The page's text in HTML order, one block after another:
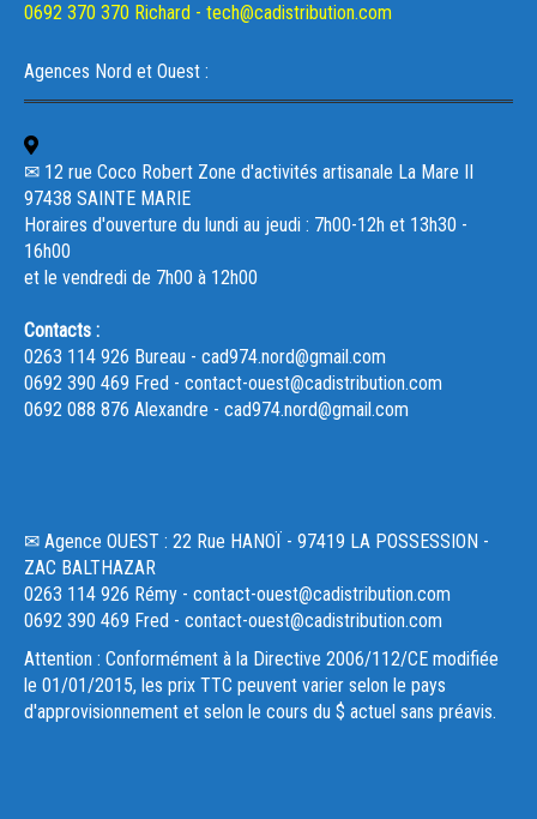
0692 370 370 Richard - tech@cadistribution.com
Agences Nord et Ouest :
✉ 12 rue Coco Robert Zone d'activités artisanale La Mare II
97438 SAINTE MARIE
Horaires d'ouverture du lundi au jeudi : 7h00-12h et 13h30 -
16h00
et le vendredi de 7h00 à 12h00
Contacts :
0263 114 926 Bureau - cad974.nord@gmail.com
0692 390 469 Fred - contact-ouest@cadistribution.com
0692 088 876 Alexandre - cad974.nord@gmail.com
✉ Agence OUEST : 22 Rue HANOÏ - 97419 LA POSSESSION -
ZAC BALTHAZAR
0263 114 926 Rémy - contact-ouest@cadistribution.com
0692 390 469 Fred - contact-ouest@cadistribution.com
Attention : Conformément à la Directive 2006/112/CE modifiée
le 01/01/2015, les prix TTC peuvent varier selon le pays
d'approvisionnement et selon le cours du $ actuel sans préavis.